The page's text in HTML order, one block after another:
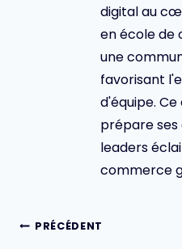
digital au
en école de
une
favorisant
d'équipe.
prépare ses
leaders
commerce
Navigation
PRÉCÉDENT